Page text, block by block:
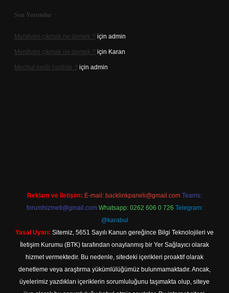
Son Yorumlar
Merdiven çıkmak ne demek ? için admin
Merdiven çıkmak ne demek ? için Karan
Mechul nedir hadiste ? için admin
Reklam ve İletişim: E-mail: backlinkpaneli@gmail.com Teams:
forumhizmeti@gmail.com Whatsapp: 0262 606 0 726 Telegram:
@karabul
Yasal Uyarı: Sitemiz, 5651 Sayılı Kanun gereğince Bilgi Teknolojileri ve
İletişim Kurumu (BTK) tarafından onaylanmış bir Yer Sağlayıcı olarak
hizmet vermektedir. Bu nedenle, sitedeki içerikleri proaktif olarak
denetleme veya araştırma yükümlülüğümüz bulunmamaktadır. Ancak,
üyelerimiz yazdıkları içeriklerin sorumluluğunu taşımakta olup, siteye